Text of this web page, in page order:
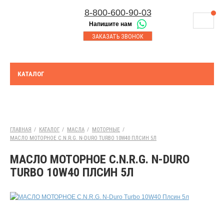
8-800-600-90-03
Напишите нам
ЗАКАЗАТЬ ЗВОНОК
Корзина
ОПЛАТА
ЮРИДИЧЕСКИМ ЛИЦАМ
КОНТАКТЫ
АКЦИИ
8-843-230-17-45
Казань
Набережные Челны
КАТАЛОГ
ГЛАВНАЯ / КАТАЛОГ / МАСЛА / МОТОРНЫЕ /
МАСЛО МОТОРНОЕ C.N.R.G. N-DURO TURBO 10W40 ПЛСИН 5Л
МАСЛО МОТОРНОЕ C.N.R.G. N-DURO
TURBO 10W40 ПЛСИН 5Л